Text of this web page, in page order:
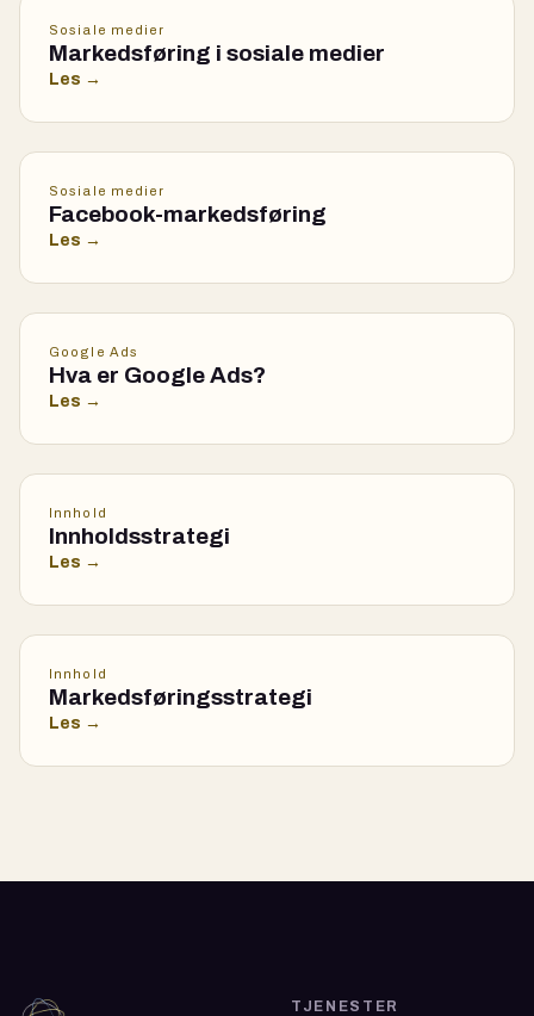
Sosiale medier
Markedsføring i sosiale medier
Les →
Sosiale medier
Facebook-markedsføring
Les →
Google Ads
Hva er Google Ads?
Les →
Innhold
Innholdsstrategi
Les →
Innhold
Markedsføringsstrategi
Les →
TJENESTER